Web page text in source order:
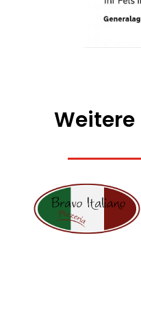
Weitere